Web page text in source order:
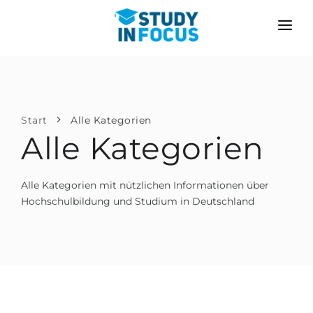
Bachelor & Master
Vorkurse an der Hochschule
Propädeutikum
SZENARIEN
Nach der Schule bewerben
Master in Deutschland
METHODIK
LEISTUNGEN
Start Alle Kategorien
Alle Kategorien
Alle Kategorien mit nützlichen Informationen über
Hochschulbildung und Studium in Deutschland